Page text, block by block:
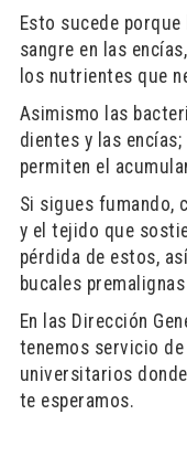
Esto sucede
sangre en las
los nutrientes que
Asimismo las
dientes y las
permiten el
Si sigues fumando,
y el tejido que
pérdida de estos,
bucales
En las Dirección
tenemos servicio
universitarios
te esperamos.